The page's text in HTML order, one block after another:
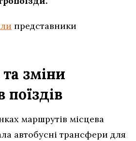
представники
зміни
поїздів
маршрутів місцева
автобусні трансфери для